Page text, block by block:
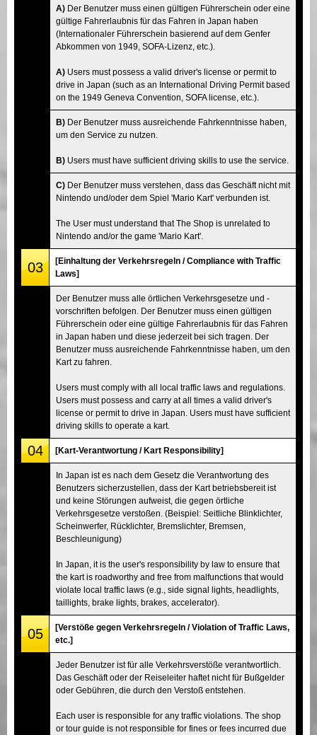
A) Der Benutzer muss einen gültigen Führerschein oder eine
gültige Fahrerlaubnis für das Fahren in Japan haben
(Internationaler Führerschein basierend auf dem Genfer
Abkommen von 1949, SOFA-Lizenz, etc.).
A) Users must possess a valid driver's license or permit to
drive in Japan (such as an International Driving Permit based
on the 1949 Geneva Convention, SOFA license, etc.).
B) Der Benutzer muss ausreichende Fahrkenntnisse haben,
um den Service zu nutzen.
B) Users must have sufficient driving skills to use the service.
C) Der Benutzer muss verstehen, dass das Geschäft nicht mit
Nintendo und/oder dem Spiel 'Mario Kart' verbunden ist.
The User must understand that The Shop is unrelated to
Nintendo and/or the game 'Mario Kart'.
03
[Einhaltung der Verkehrsregeln / Compliance with Traffic
Laws]
Der Benutzer muss alle örtlichen Verkehrsgesetze und -
vorschriften befolgen. Der Benutzer muss einen gültigen
Führerschein oder eine gültige Fahrerlaubnis für das Fahren
in Japan haben und diese jederzeit bei sich tragen. Der
Benutzer muss ausreichende Fahrkenntnisse haben, um den
Kart zu fahren.
Users must comply with all local traffic laws and regulations.
Users must possess and carry at all times a valid driver's
license or permit to drive in Japan. Users must have sufficient
driving skills to operate a kart.
04 [Kart-Verantwortung / Kart Responsibility]
In Japan ist es nach dem Gesetz die Verantwortung des
Benutzers sicherzustellen, dass der Kart betriebsbereit ist
und keine Störungen aufweist, die gegen örtliche
Verkehrsgesetze verstoßen. (Beispiel: Seitliche Blinklichter,
Scheinwerfer, Rücklichter, Bremslichter, Bremsen,
Beschleunigung)
In Japan, it is the user's responsibility by law to ensure that
the kart is roadworthy and free from malfunctions that would
violate local traffic laws (e.g., side signal lights, headlights,
taillights, brake lights, brakes, accelerator).
05
[Verstöße gegen Verkehrsregeln / Violation of Traffic Laws,
etc.]
Jeder Benutzer ist für alle Verkehrsverstöße verantwortlich.
Das Geschäft oder der Reiseleiter haftet nicht für Bußgelder
oder Gebühren, die durch den Verstoß entstehen.
Each user is responsible for any traffic violations. The shop
or tour guide is not responsible for fines or fees incurred due